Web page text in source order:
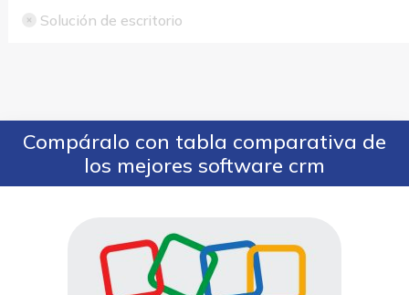
Solución de escritorio
Compáralo con tabla comparativa de
los mejores software crm